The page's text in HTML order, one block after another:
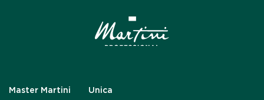
Master Martini
Unica